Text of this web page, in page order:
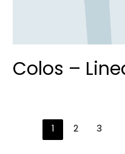
Colos –
1 2 3